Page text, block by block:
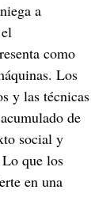
a
como
Los
y las técnicas
de
social y
que los
en una